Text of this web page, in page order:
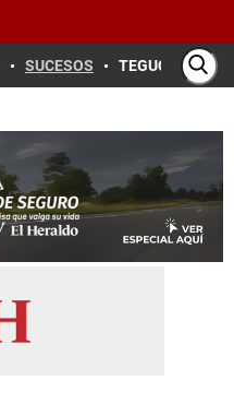
SUCESOS TEGUCIGALPA